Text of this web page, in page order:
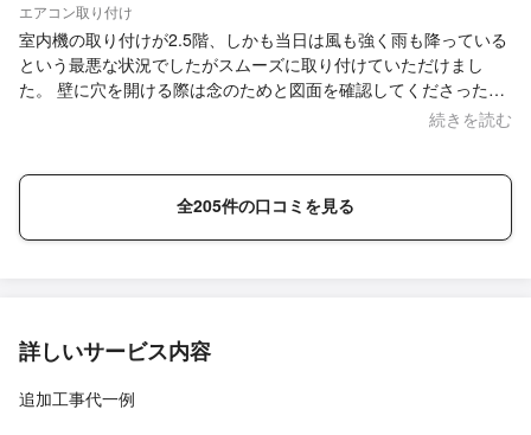
エアコン取り付け
室内機の取り付けが2.5階、しかも当日は風も強く雨も降っている
という最悪な状況でしたがスムーズに取り付けていただけまし
た。 壁に穴を開ける際は念のためと図面を確認してくださった
り、外の作業後は目視で確認できない高い箇所の出来上がりを写
りを出していただけたので安心してお願いできました。当日の請
求も追加料金なく見積もり通りだったのでこちらにお願いしてよ
かったです。何より作業してくださった方がとても良い方でし
続きを読む
全205件の口コミを見る
詳しいサービス内容
追加工事代一例